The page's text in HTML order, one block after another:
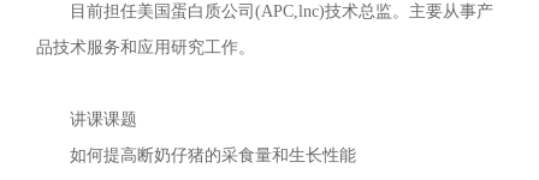
目前担任美国蛋白质公司(APC,lnc)技术总监。主要从事产
品技术服务和应用研究工作。
讲课课题
如何提高断奶仔猪的采食量和生长性能